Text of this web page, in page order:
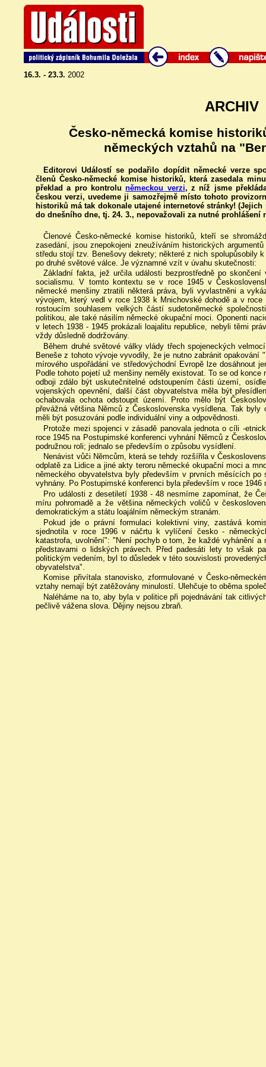
16.3. - 23.3. 2002
ARCHIV
Česko-německá komise
německých vztahů na
Editorovi Událostí se podařilo dopídit německé verze
členů Česko-německé komise historiků, která zasedala
překlad a pro kontroluněmeckou verzi, z níž jsme
českou verzi, uvedeme ji samozřejmě místo tohoto
historiků má tak dokonale utajené internetové stránky!
do dnešního dne, tj. 24. 3., nepovažovali za nutné prohlášení
Členové Česko-německé komise historiků, kteří se
zasedání, jsou znepokojeni zneužíváním historických
středu stojí tzv. Benešovy dekrety; některé z nich spolupůsobily
po druhé světové válce. Je významné vzít v úvahu skutečnosti:
Základní fakta, jež určila události bezprostředně po
socialismu. V tomto kontextu se v roce 1945 v
německé menšiny ztratili některá práva, byli vyvlastněni a
vývojem, který vedl v roce 1938 k Mnichovské dohodě a v
rostoucím souhlasem velkých částí sudetoněmecké
politikou, ale také násilím německé okupační moci. Oponenti
v letech 1938 - 1945 prokázali loajalitu republice, nebyli těmi
vždy důsledně dodržovány.
Během druhé světové války vlády třech spojeneckých
Beneše z tohoto vývoje vyvodily, že je nutno zabránit
mírového uspořádání ve středovýchodní Evropě lze dosáhnout
Podle tohoto pojetí už menšiny neměly existovat. To se od
odboji zdálo být uskutečnitelné odstoupením části území,
vojenských opevnění, další část obyvatelstva měla být
ochabovala ochota odstoupit území. Proto mělo být
převážná většina Němců z Československa vysídlena. Tak
měli být posuzováni podle individuální viny a odpovědnosti.
Protože mezi spojenci v zásadě panovala jednota o cíli -
roce 1945 na Postupimské konferenci vyhnání Němců z
podružnou roli; jednalo se především o způsobu vysídlení.
Nenávist vůči Němcům, která se tehdy rozšířila v
odplatě za Lidice a jiné akty teroru německé okupační moci a
německého obyvatelstva byly především v prvních měsících
vyhnány. Po Postupimské konferenci byla především v roce
Pro události z desetiletí 1938 - 48 nesmíme zapomínat, že
míru pohromadě a že většina německých voličů v
demokratickým a státu loajálním německým stranám.
Pokud jde o právní formulaci kolektivní viny, zastává
sjednotila v roce 1996 v náčrtu k vylíčení česko -
katastrofa, uvolnění": "Není pochyb o tom, že každé vyhánění
představami o lidských právech. Před padesáti lety to však
politickým vedením, byl to důsledek v této souvislosti
obyvatelstva".
Komise přivítala stanovisko, zformulované v Česko-
vztahy nemají být zatěžovány minulostí. Ulehčuje to oběma
Naléháme na to, aby byla v politice při pojednávání tak
pečlivě vážena slova. Dějiny nejsou zbraň.